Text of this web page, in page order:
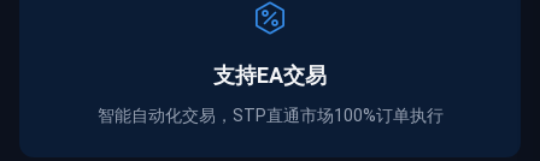
支持EA交易
智能自动化交易，STP直通市场100%订单执行